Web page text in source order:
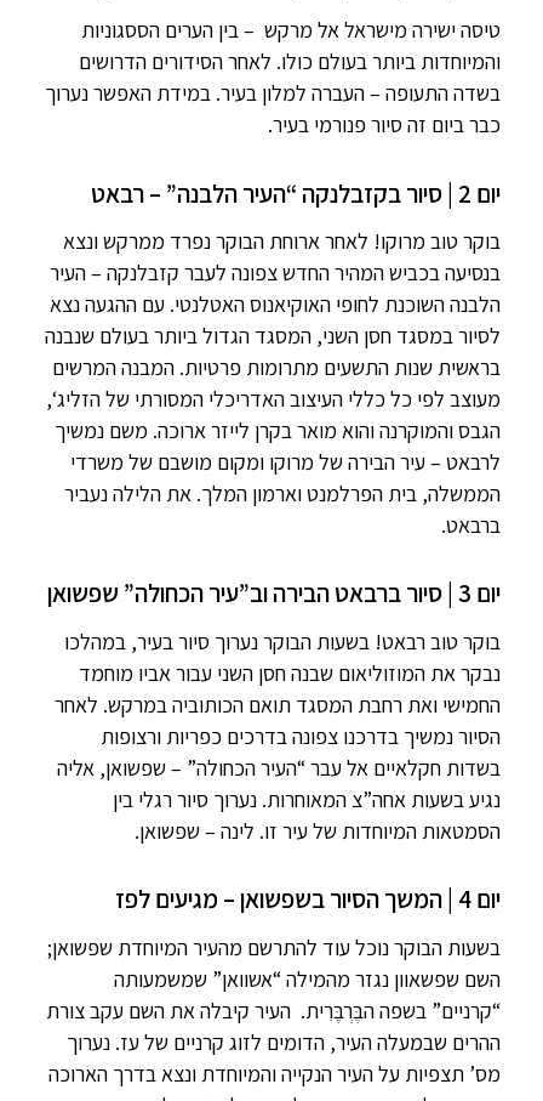
טיסה ישירה מישראל אל מרקש – בין הערים הססגוניות
והמיוחדות ביותר בעולם כולו. לאחר הסידורים הדרושים
בשדה התעופה – העברה למלון בעיר. במידת האפשר נערוך
כבר ביום זה סיור פנורמי בעיר.
יום 2 | סיור בקזבלנקה “העיר הלבנה” – רבאט
בוקר טוב מרוקו! לאחר ארוחת הבוקר נפרד ממרקש ונצא
בנסיעה בכביש המהיר החדש צפונה לעבר קזבלנקה – העיר
הלבנה השוכנת לחופי האוקיאנוס האטלנטי. עם ההגעה נצא
לסיור במסגד חסן השני, המסגד הגדול ביותר בעולם שנבנה
בראשית שנות התשעים מתרומות פרטיות. המבנה המרשים
מעוצב לפי כל כללי העיצוב האדריכלי המסורתי של הזליג‘,
הגבס והמוקרנה והוא מואר בקרן לייזר ארוכה. משם נמשיך
לרבאט – עיר הבירה של מרוקו ומקום מושבם של משרדי
הממשלה, בית הפרלמנט וארמון המלך. את הלילה נעביר
ברבאט.
יום 3 | סיור ברבאט הבירה וב”עיר הכחולה” שפשואן
בוקר טוב רבאט! בשעות הבוקר נערוך סיור בעיר, במהלכו
נבקר את המוזוליאום שבנה חסן השני עבור אביו מוחמד
החמישי ואת רחבת המסגד תואם הכותוביה במרקש. לאחר
הסיור נמשיך בדרכנו צפונה בדרכים כפריות ורצופות
בשדות חקלאיים אל עבר “העיר הכחולה” – שפשואן, אליה
נגיע בשעות אחה”צ המאוחרות. נערוך סיור רגלי בין
הסמטאות המיוחדות של עיר זו. לינה – שפשואן.
יום 4 | המשך הסיור בשפשואן – מגיעים לפז
בשעות הבוקר נוכל עוד להתרשם מהעיר המיוחדת שפשואן;
השם שפשאוון נגזר מהמילה “אשוואן” שמשמעותה
“קרניים” בשפה הבֶּרְבֶּרִית. העיר קיבלה את השם עקב צורת
ההרים שבמעלה העיר, הדומים לזוג קרניים של עז. נערוך
מס’ תצפיות על העיר הנקייה והמיוחדת ונצא בדרך הארוכה